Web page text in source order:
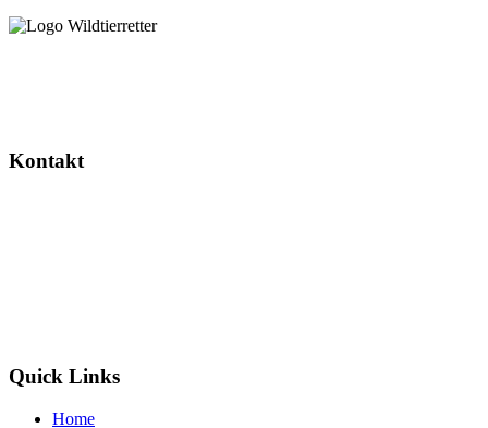
Kontakt
Quick Links
Home